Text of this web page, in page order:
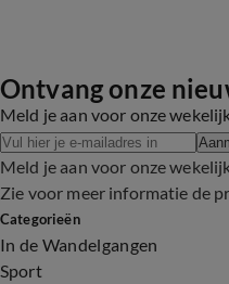
Ontvang onze
Meld je aan voor onze
Meld je aan voor onze
Zie voor meer informatie de
Categorieën
In de Wandelgangen
Sport